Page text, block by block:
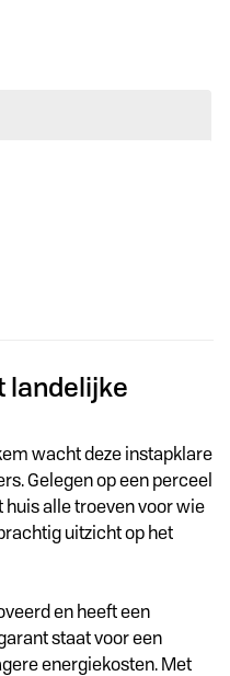
landelijke
wacht deze instapklare
Gelegen op een perceel
alle troeven voor wie
uitzicht op het
en heeft een
staat voor een
energiekosten. Met